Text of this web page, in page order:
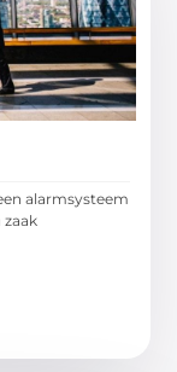
alarmsysteem
zaak